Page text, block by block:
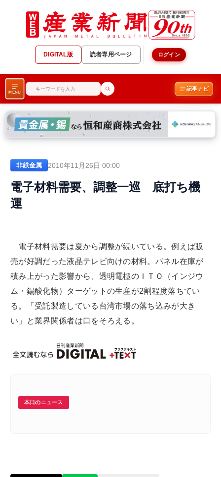
DIGITAL版 読者専用ページ ログイン
MENU
記事ナビ
非鉄金属 2010年11月26日 00:00
電子材料需要、調整一巡 底打ち機
運
電子材料需要は夏から調整が続いている。例えば販
売が好調だった液晶テレビ向けの材料。パネル在庫が
積み上がった影響から、透明電極のＩＴＯ（インジウ
ム・錫酸化物）ターゲットの生産が2割程度落ちてい
る。「受託製造している台湾市場の落ち込みが大き
い」と業界関係者は口をそろえる。
本日のニュース